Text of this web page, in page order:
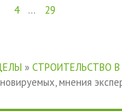
4 …
29
» СТРОИТЕЛЬСТВО
мнения